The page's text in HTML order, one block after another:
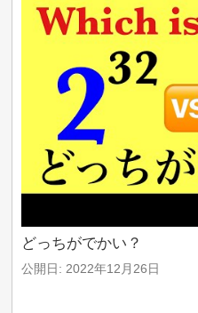
どっちがでかい？
公開日: 2022年12月26日